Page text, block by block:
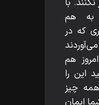
به هم
كه در
هم
اين را
چيز
ايمان